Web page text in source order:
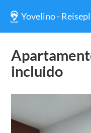
Yovelino -
incluido